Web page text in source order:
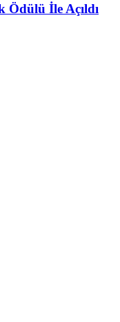
İle Açıldı